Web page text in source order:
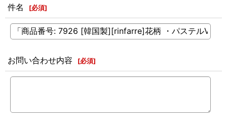
件名 [必須]
お問い合わせ内容 [必須]